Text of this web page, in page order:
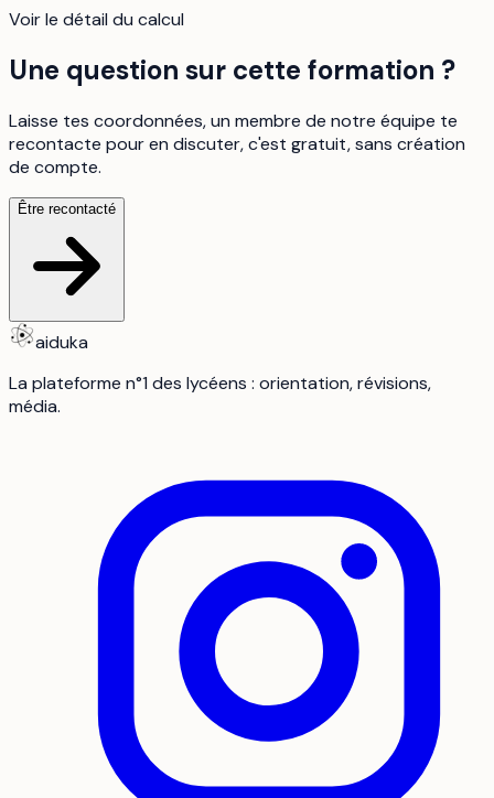
Voir le détail du calcul
Une question sur cette formation ?
Laisse tes coordonnées, un membre de notre équipe te
recontacte pour en discuter, c'est gratuit, sans création
de compte.
Être recontacté
aiduka
La plateforme n°1 des lycéens : orientation, révisions,
média.